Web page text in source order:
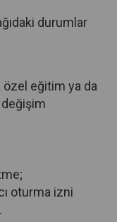
durumlar
özel eğitim ya da
değişim
oturma izni